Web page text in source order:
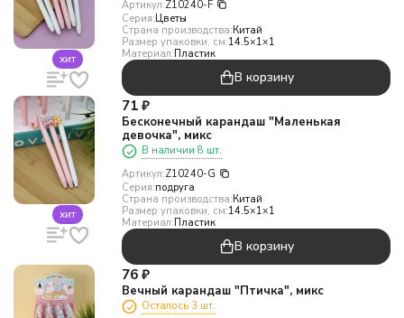
хит
Артикул:Z10240-F
Серия:Цветы
Страна производства:Китай
Размер упаковки, см:14.5×1×1
Материал:Пластик
В корзину
хит
71 ₽
Бесконечный карандаш "Маленькая
девочка", микс
В наличии 8 шт.
Артикул:Z10240-G
Серия:подруга
Страна производства:Китай
Размер упаковки, см:14.5×1×1
Материал:Пластик
В корзину
76 ₽
Вечный карандаш "Птичка", микс
Осталось 3 шт.